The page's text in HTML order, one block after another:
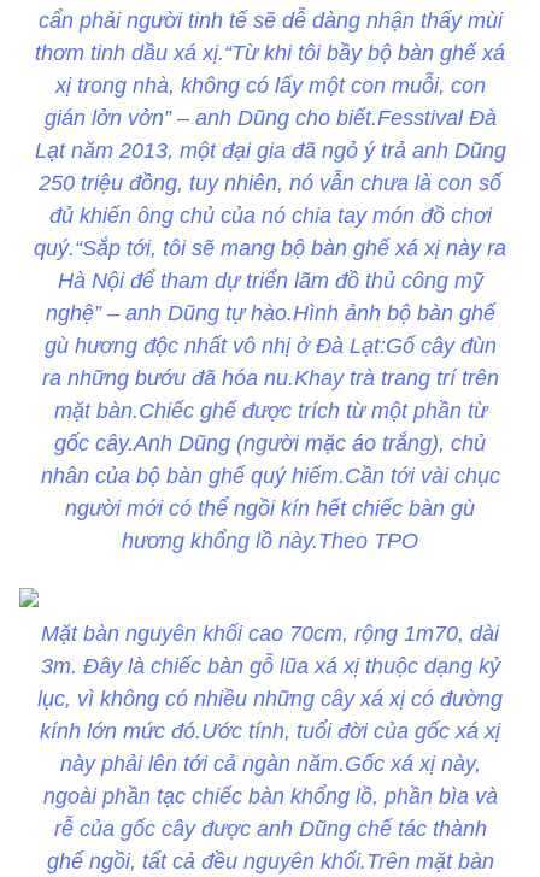
cẩn phải người tinh tế sẽ dễ dàng nhận thấy mùi
thơm tinh dầu xá xị.“Từ khi tôi bầy bộ bàn ghế xá
xị trong nhà, không có lấy một con muỗi, con
gián lởn vởn” – anh Dũng cho biết.Fesstival Đà
Lạt năm 2013, một đại gia đã ngỏ ý trả anh Dũng
250 triệu đồng, tuy nhiên, nó vẫn chưa là con số
đủ khiến ông chủ của nó chia tay món đồ chơi
quý.“Sắp tới, tôi sẽ mang bộ bàn ghế xá xị này ra
Hà Nội để tham dự triển lãm đồ thủ công mỹ
nghệ” – anh Dũng tự hào.Hình ảnh bộ bàn ghế
gù hương độc nhất vô nhị ở Đà Lạt:Gố cây đùn
ra những bướu đã hóa nu.Khay trà trang trí trên
mặt bàn.Chiếc ghế được trích từ một phần từ
gốc cây.Anh Dũng (người mặc áo trắng), chủ
nhân của bộ bàn ghế quý hiếm.Cần tới vài chục
người mới có thể ngồi kín hết chiếc bàn gù
hương khổng lồ này.Theo TPO
Mặt bàn nguyên khối cao 70cm, rộng 1m70, dài
3m. Đây là chiếc bàn gỗ lũa xá xị thuộc dạng kỷ
lục, vì không có nhiều những cây xá xị có đường
kính lớn mức đó.Ước tính, tuổi đời của gốc xá xị
này phải lên tới cả ngàn năm.Gốc xá xị này,
ngoài phần tạc chiếc bàn khổng lồ, phần bìa và
rễ của gốc cây được anh Dũng chế tác thành
ghế ngồi, tất cả đều nguyên khối.Trên mặt bàn